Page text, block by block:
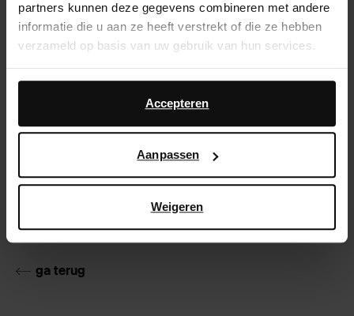
partners kunnen deze gegevens combineren met andere
informatie die u aan ze heeft verstrekt of die ze hebben
verzameld op basis van uw gebruik van hun services.
Daarnaast werken wij samen met Google voor
advertentie- en meetdoeleinden. Meer informatie over
hoe Google uw persoonsgegevens gebruikt, vindt u op
Accepteren
Aanpassen
Weigeren
Bruine suède enkellaarsjes met casual design van
Sacha. De enkelboots hebben een klassiek design en
zijn voorzien van een ritssluiting aan de binnenzijde.
De laarsjes hebben een een blokhak van 6 cm, een
29 cm. De buitenzijde is gemaakt va suède en de
binnenzijde van leer.
Product details
Bezorgen & retour
ga terug